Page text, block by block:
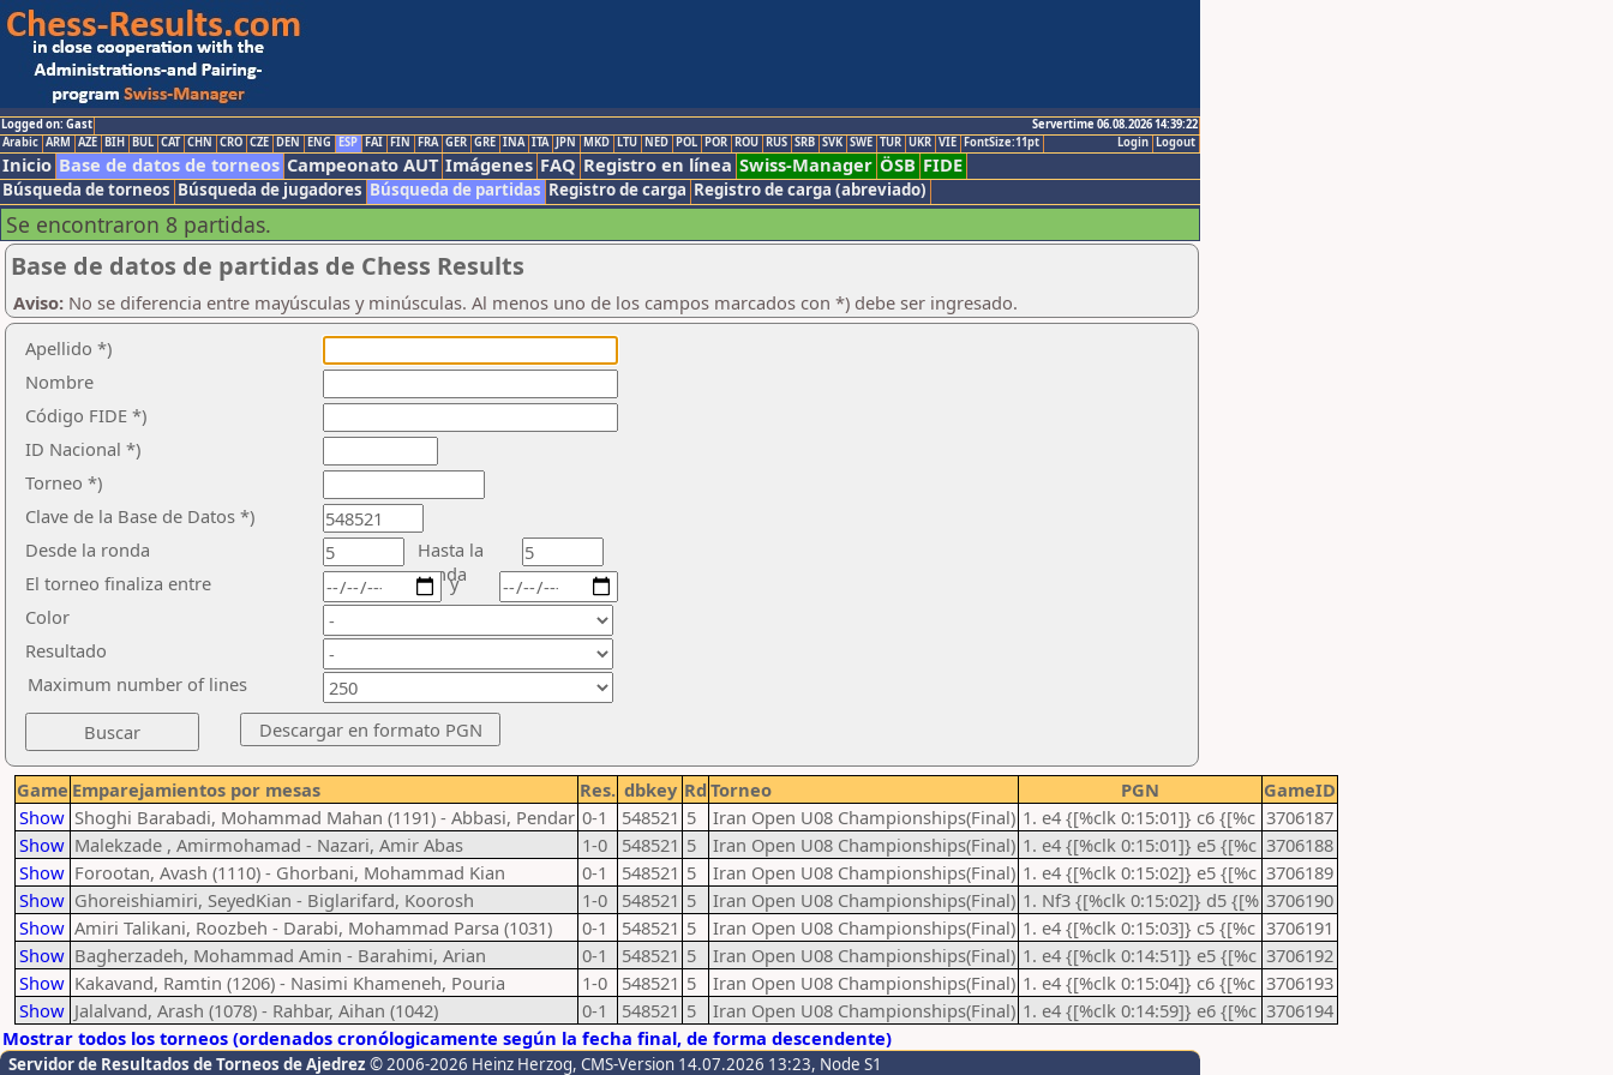
Logged on: Gast
Servertime 06.08.2026 14:39:22
Logout
Login
Arabic ARM AZE BIH BUL CAT CHN CRO CZE DEN ENG ESP FAI FIN FRA GER GRE INA ITA JPN MKD LTU NED POL POR ROU RUS SRB SVK SWE TUR UKR VIE FontSize:11pt
Inicio Base de datos de torneos Campeonato AUT Imágenes FAQ Registro en línea Swiss-Manager ÖSB FIDE
Búsqueda de torneos Búsqueda de jugadores Búsqueda de partidas Registro de carga Registro de carga (abreviado)
Se encontraron 8 partidas.
Base de datos de partidas de Chess Results
Aviso: No se diferencia entre mayúsculas y minúsculas. Al menos uno de los campos marcados con *) debe ser ingresado.
Apellido *)
Nombre
Código FIDE *)
ID Nacional *)
Torneo *)
Clave de la Base de Datos *)
Desde la ronda
Hasta la
ronda
El torneo finaliza entre
Color
Resultado
y
Maximum number of lines
Game Emparejamientos por mesas Res. dbkey Rd Torneo PGN
GameID
Show Shoghi Barabadi, Mohammad Mahan (1191) - Abbasi, Pendar 0-1 548521 5 Iran Open U08 Championships(Final) 1. e4 {[%clk 0:15:01]} c6 {[%c 3706187
Show Malekzade , Amirmohamad - Nazari, Amir Abas 1-0 548521 5 Iran Open U08 Championships(Final) 1. e4 {[%clk 0:15:01]} e5 {[%c 3706188
Show Forootan, Avash (1110) - Ghorbani, Mohammad Kian 0-1 548521 5 Iran Open U08 Championships(Final) 1. e4 {[%clk 0:15:02]} e5 {[%c 3706189
Show Ghoreishiamiri, SeyedKian - Biglarifard, Koorosh 1-0 548521 5 Iran Open U08 Championships(Final) 1. Nf3 {[%clk 0:15:02]} d5 {[% 3706190
Show Amiri Talikani, Roozbeh - Darabi, Mohammad Parsa (1031) 0-1 548521 5 Iran Open U08 Championships(Final) 1. e4 {[%clk 0:15:03]} c5 {[%c 3706191
Show Bagherzadeh, Mohammad Amin - Barahimi, Arian 0-1 548521 5 Iran Open U08 Championships(Final) 1. e4 {[%clk 0:14:51]} e5 {[%c 3706192
Show Kakavand, Ramtin (1206) - Nasimi Khameneh, Pouria 1-0 548521 5 Iran Open U08 Championships(Final) 1. e4 {[%clk 0:15:04]} c6 {[%c 3706193
Show Jalalvand, Arash (1078) - Rahbar, Aihan (1042) 0-1 548521 5 Iran Open U08 Championships(Final) 1. e4 {[%clk 0:14:59]} e6 {[%c 3706194
Mostrar todos los torneos (ordenados cronólogicamente según la fecha final, de forma descendente)
Servidor de Resultados de Torneos de Ajedrez © 2006-2026 Heinz Herzog, CMS-Version 14.07.2026 13:23, Node S1